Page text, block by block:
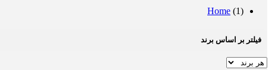
Home (1)
فیلتر بر اساس برند